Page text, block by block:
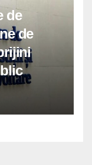
de
de